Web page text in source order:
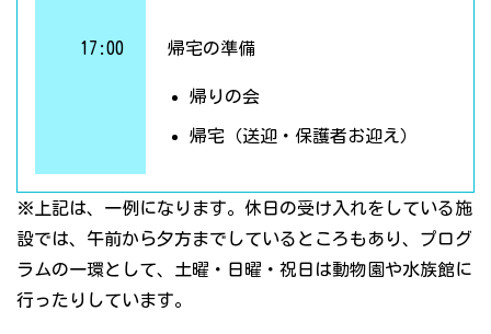
17:00 帰宅の準備
帰りの会
帰宅（送迎・保護者お迎え）
※上記は、一例になります。休日の受け入れをしている施
設では、午前から夕方までしているところもあり、プログ
ラムの一環として、土曜・日曜・祝日は動物園や水族館に
行ったりしています。